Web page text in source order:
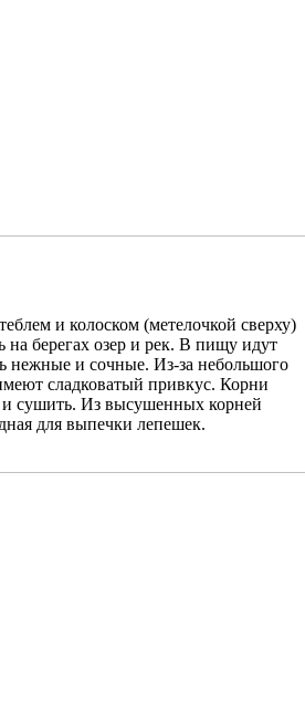
и колоском (метелочкой сверху)
на берегах озер и рек. В пищу идут
нежные и сочные. Из-за небольшого
сладковатый привкус. Корни
и сушить. Из высушенных корней
для выпечки лепешек.